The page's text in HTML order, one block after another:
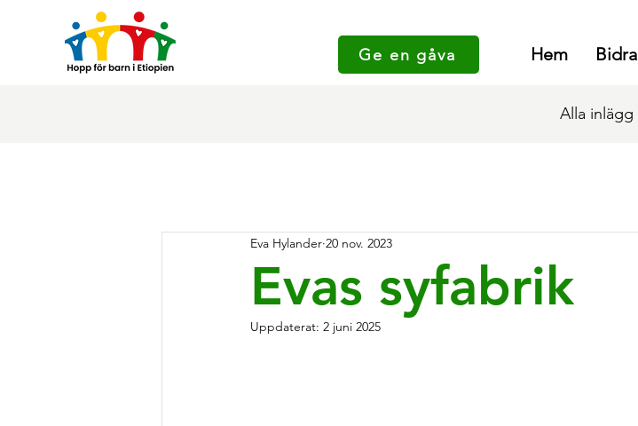
Ge en gåva Hem Bidra
Alla inlägg
Evas syfabrik
Eva Hylander 20 nov. 2023
Uppdaterat: 2 juni 2025